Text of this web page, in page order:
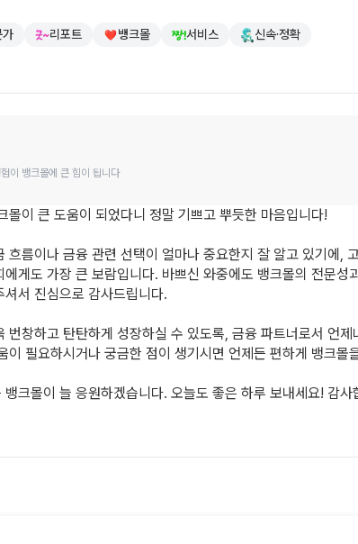
가 리포트 뱅크몰 서비스 신속·정확
이 뱅크몰에 큰 힘이 됩니다
몰이 큰 도움이 되었다니 정말 기쁘고 뿌듯한 마음입니다!
흐름이나 금융 관련 선택이 얼마나 중요한지 잘 알고 있기에,
게도 가장 큰 보람입니다. 바쁘신 와중에도 뱅크몰의 전문성
서 진심으로 감사드립니다.
번창하고 탄탄하게 성장하실 수 있도록, 금융 파트너로서 언제
이 필요하시거나 궁금한 점이 생기시면 언제든 편하게 뱅크몰
크몰이 늘 응원하겠습니다. 오늘도 좋은 하루 보내세요! 감사